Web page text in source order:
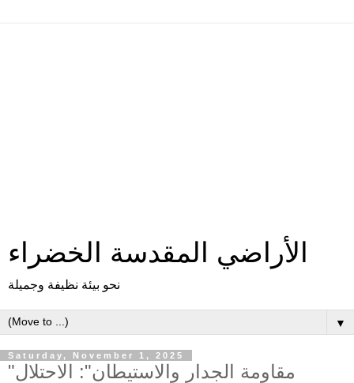
الأراضي المقدسة الخضراء
نحو بيئة نظيفة وجميلة
▼
Saturday, November 1, 2025
"مقاومة الجدار والاستيطان": الاحتلال